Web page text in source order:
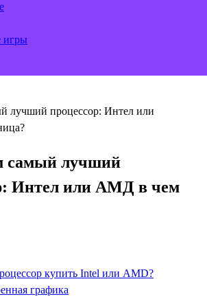
игры
лучший процессор: Интел или
самый лучший
Интел или АМД в чем
купить Intel или AMD?
графика